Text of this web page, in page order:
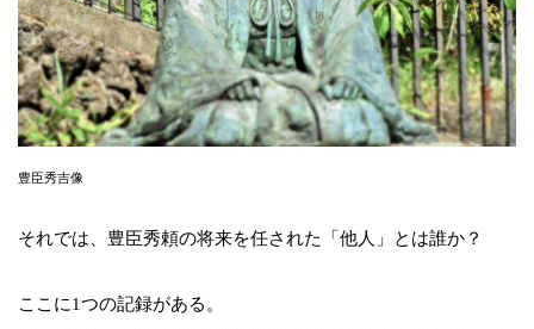
豊臣秀吉像
それでは、豊臣秀頼の将来を任された「他人」とは誰か？
ここに1つの記録がある。